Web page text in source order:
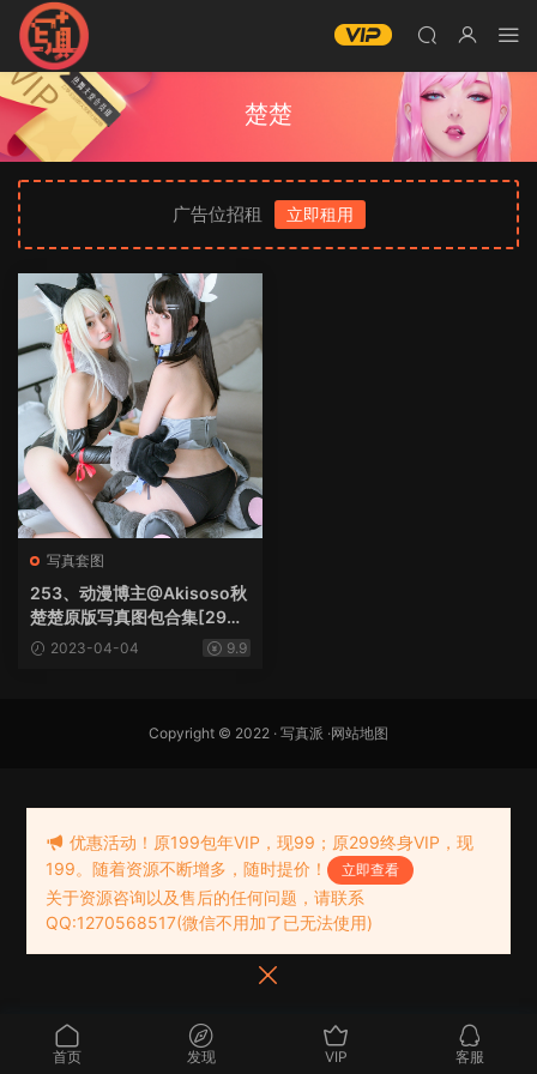
楚楚
广告位招租 立即租用
写真套图
253、动漫博主@Akisoso秋
楚楚原版写真图包合集[29套
10.3G]
2023-04-04 9.9
Copyright © 2022 · 写真派 ·网站地图
首页 发现 VIP 客服
优惠活动！原199包年VIP，现99；原299终身VIP，现
199。随着资源不断增多，随时提价！
立即查看
关于资源咨询以及售后的任何问题，请联系
QQ:1270568517(微信不用加了已无法使用)